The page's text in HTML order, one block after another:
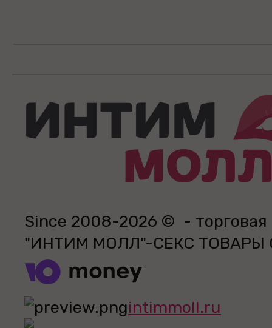
Since 2008-2026 © - торговая
"ИНТИМ МОЛЛ"-СЕКС
intimmoll.ru